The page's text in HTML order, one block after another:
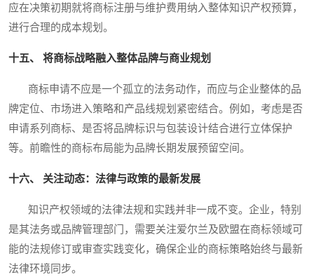
应在决策初期就将商标注册与维护费用纳入整体知识产权预算，
进行合理的成本规划。
十五、 将商标战略融入整体品牌与商业规划
商标申请不应是一个孤立的法务动作，而应与企业整体的品
牌定位、市场进入策略和产品线规划紧密结合。例如，考虑是否
申请系列商标、是否将品牌标识与包装设计结合进行立体保护
等。前瞻性的商标布局能为品牌长期发展预留空间。
十六、 关注动态：法律与政策的最新发展
知识产权领域的法律法规和实践并非一成不变。企业，特别
是其法务或品牌管理部门，需要关注爱尔兰及欧盟在商标领域可
能的法规修订或审查实践变化，确保企业的商标策略始终与最新
法律环境同步。